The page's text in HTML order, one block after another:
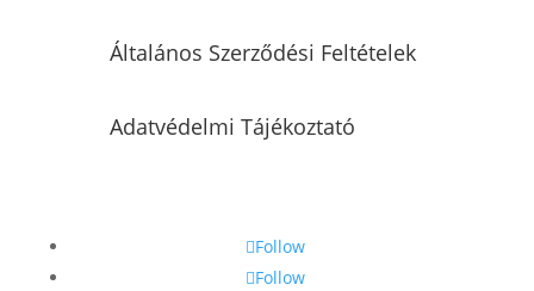
Általános Szerződési Feltételek
Adatvédelmi Tájékoztató
Follow
Follow